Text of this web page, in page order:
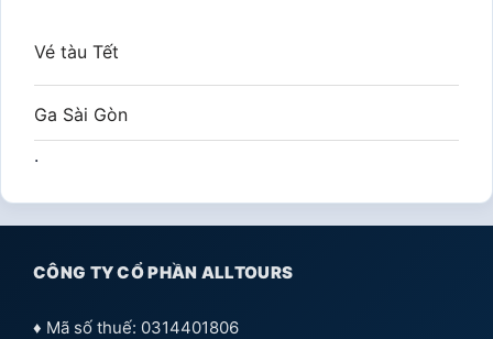
Vé tàu Tết
Ga Sài Gòn
.
CÔNG TY CỔ PHẦN ALLTOURS
♦ Mã số thuế: 0314401806